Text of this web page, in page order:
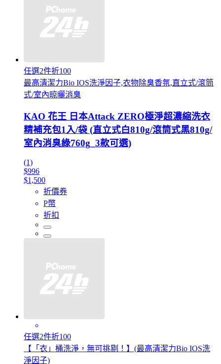
任選2件折100
最高清潔力Bio IOS洗淨因子,衣物除臭香氛,直立式/滾筒
式/室內晾曬消臭
KAO 花王 日本Attack ZERO極淨超濃縮洗衣
精補充包1入/袋 (直立式白810g/滾筒式黑810g/
室內消臭綠760g_3款可選)
(1)
$996
$1,500
折價券
P幣
折扣
任選2件折100
【「衣」桶洗淨，無可挑剔！】(最高清潔力Bio IOS洗
淨因子)